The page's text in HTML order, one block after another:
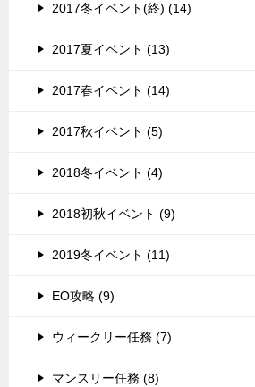
2017冬イベント(終) (14)
2017夏イベント (13)
2017春イベント (14)
2017秋イベント (5)
2018冬イベント (4)
2018初秋イベント (9)
2019冬イベント (11)
EO攻略 (9)
ウィークリー任務 (7)
マンスリー任務 (8)